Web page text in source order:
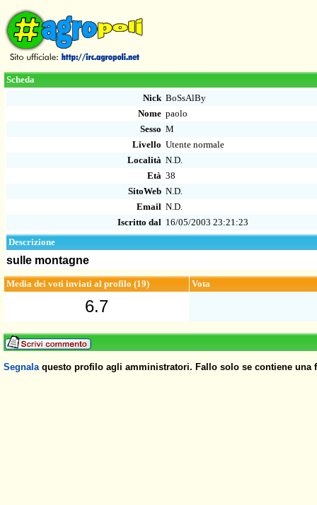
Scheda
Nick BoSsAlBy
Nome paolo
Sesso M
Livello Utente normale
Località N.D.
Età 38
SitoWeb N.D.
Email N.D.
Iscritto dal 16/05/2003 23:21:23
Descrizione
sulle montagne
Media dei voti inviati al profilo (19) Vota
6.7
Segnalaquesto profilo agli amministratori. Fallo solo se contiene una